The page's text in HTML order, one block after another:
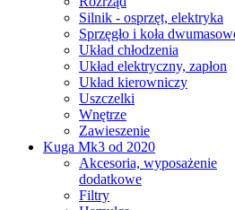
Silnik - osprzęt, elektryka
Sprzęgło i koła
Układ chłodzenia
Układ elektryczny, zapłon
Układ kierowniczy
Uszczelki
Wnętrze
Zawieszenie
Kuga Mk3 od 2020
Akcesoria, wyposażenie
dodatkowe
Filtry